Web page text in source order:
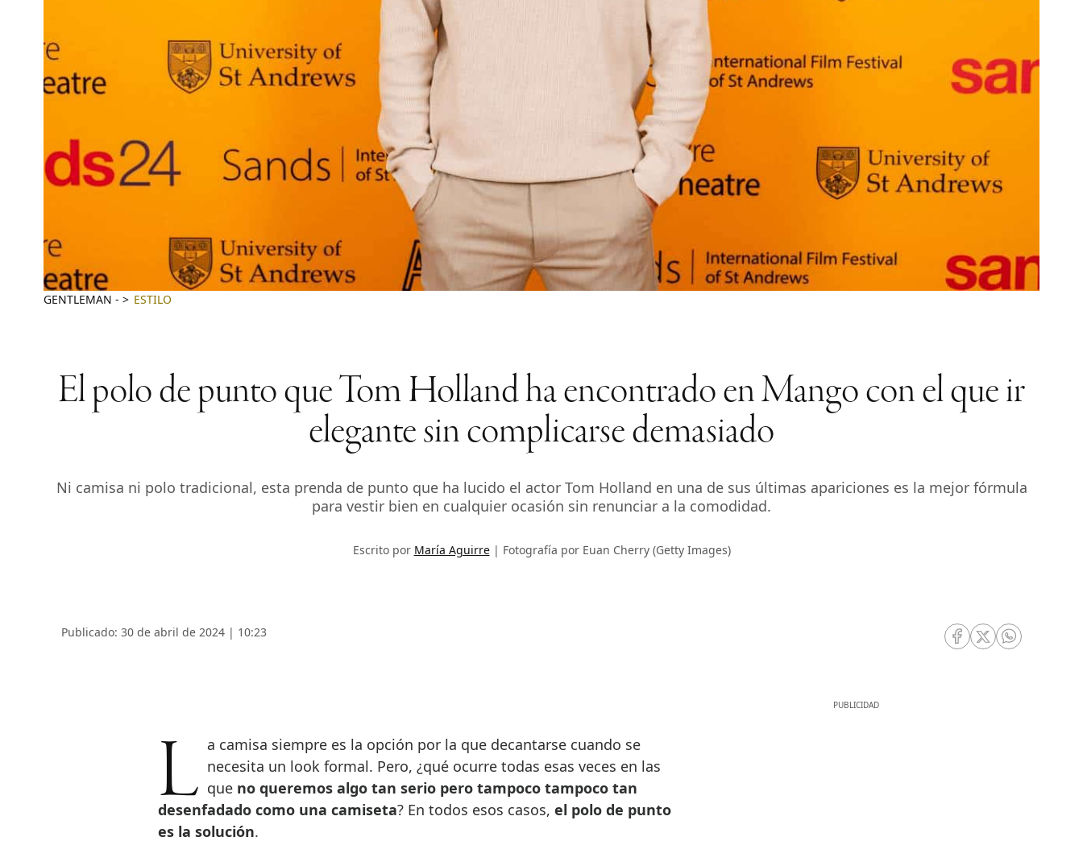
GENTLEMAN - ESTILO
El polo de punto que Tom Holland ha encontrado en Mango con el que ir
elegante sin complicarse demasiado
Ni camisa ni polo tradicional, esta prenda de punto que ha lucido el actor Tom Holland en una de sus últimas apariciones es la mejor fórmula
para vestir bien en cualquier ocasión sin renunciar a la comodidad.
Escrito por María Aguirre Fotografía por Euan Cherry (Getty Images)
Publicado: 30 de abril de 2024 | 10:23
RRSS Facebook
RRSS Twitter
RRSS
La camisa siempre es la opción por la que decantarse cuando se necesita un look formal. Pero, ¿qué ocurre todas esas veces en las
que no queremos algo tan serio pero tampoco tampoco tan
desenfadado como una camiseta? En todos esos casos, el polo de punto
es la solución.